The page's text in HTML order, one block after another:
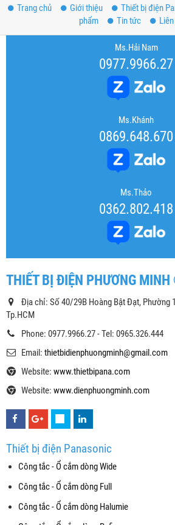
Trang chủ Giới thiệu Thiết bị điện
phẩm
Tin tức
Ms.Hải Nam
0977.9966.27
Ms.Khánh
0869.648.670
Ms.Thảo
0362.802.418
THIẾT BỊ ĐIỆN PHƯƠNG
Địa chỉ: Số 40/29B Hoàng Bật Đạt, Phường
Tp.HCM
Phone: 0977.9966.27 - Tel: 0965.326.444
Email: thietbidienphuongminh@gmail.com
Website: www.thietbipana.com
Website: www.dienphuongminh.com
Thiết bị điện Panasonic
Công tắc - Ổ cắm dòng Wide
Công tắc - Ổ cắm dòng Full
Công tắc - Ổ cắm dòng Halumie